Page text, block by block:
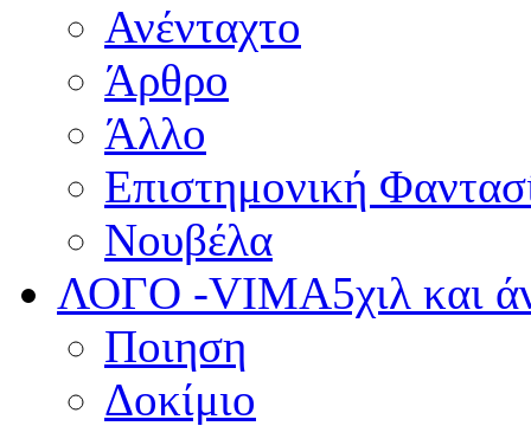
Ανένταχτο
Άρθρο
Άλλο
Επιστημονική
Νουβέλα
ΛΟΓΟ -VIMA5χιλ και
Ποιηση
Δοκίμιο